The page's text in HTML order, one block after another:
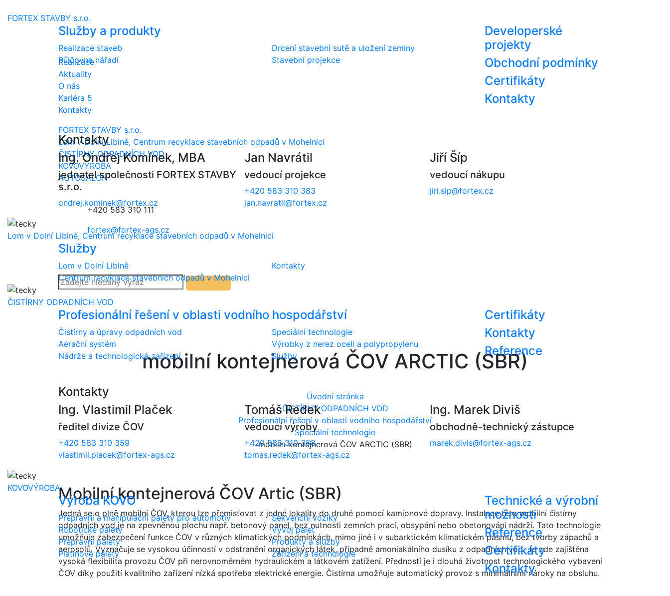
FORTEX STAVBY s.r.o.
Služby a produkty
Realizace staveb
Půjčovna nářadí
Drcení stavební sutě a uložení zeminy
Stavební projekce
Developerské
projekty
Obchodní podmínky
Certifikáty
Kontakty
Kontakty
Ing. Ondřej Komínek, MBA
jednatel společnosti FORTEX STAVBY
s.r.o.
ondrej.kominek@fortex.cz
Jan Navrátil
vedoucí projekce
+420 583 310 383
jan.navratil@fortex.cz
Jiří Šíp
vedoucí nákupu
jiri.sip@fortex.cz
Lom v Dolní Libině, Centrum recyklace stavebních odpadů v Mohelnici
Služby
Lom v Dolní Libině
Centrum recyklace stavebních odpadů v Mohelnici
Kontakty
ČISTÍRNY ODPADNÍCH VOD
Profesionální řešení v oblasti vodního hospodářství
Čistírny a úpravy odpadních vod
Aerační systém
Nádrže a technologická zařízení
Speciální technologie
Výrobky z nerez oceli a polypropylenu
Služby
Certifikáty
Kontakty
Reference
Kontakty
Ing. Vlastimil Plaček
ředitel divize ČOV
+420 583 310 359
vlastimil.placek@fortex-ags.cz
Tomáš Redek
vedoucí výroby
+420 583 310 358
tomas.redek@fortex-ags.cz
Ing. Marek Diviš
obchodně-technický zástupce
marek.divis@fortex-ags.cz
KOVOVÝROBA
Výroba KOVO
Přepravní a manipulační palety pro automotiv
Robotické palety
Přepravní palety
Platinové palety
Sekvenční vozíky
Vývoj palet
Produkty a služby
Zařízení a technologie
Technické a výrobní
možnosti
Reference
Certifikáty
Kontakty
English
Russian
Realizace
Aktuality
O nás
Kariéra 5
Kontakty
FORTEX STAVBY s.r.o.
Lom v Dolní Libině, Centrum recyklace stavebních odpadů v Mohelnici
ČISTÍRNY ODPADNÍCH VOD
KOVOVÝROBA
AUTOSALON
+420 583 310 111
fortex@fortex-ags.cz
mobilní kontejnerová ČOV ARCTIC (SBR)
Úvodní stránka
ČISTÍRNY ODPADNÍCH VOD
Profesionální řešení v oblasti vodního hospodářství
Speciální technologie
mobilní kontejnerová ČOV ARCTIC (SBR)
Mobilní kontejnerová ČOV Artic (SBR)
Jedná se o plně mobilní ČOV, kterou lze přemisťovat z jedné lokality do druhé pomocí kamionové dopravy. Instalace této mobilní čistírny
odpadních vod je na zpevněnou plochu např. betonový panel, bez nutnosti zemních prací, obsypání nebo obetonování nádrží. Tato technologie
umožňuje zabezpečení funkce ČOV v různých klimatických podmínkách, mimo jiné i v subarktickém klimatickém pásmu, bez tvorby zápachů a
aerosolů. Vyznačuje se vysokou účinností v odstranění organických látek, případně amoniakálního dusíku z odpadních vod. Je zde zajištěna
vysoká flexibilita provozu ČOV při nerovnoměrném hydraulickém a látkovém zatížení. Předností je i dlouhá životnost technologického vybavení
ČOV díky použití kvalitního zařízení nízká spotřeba elektrické energie. Čistírna umožňuje automatický provoz s minimálními nároky na obsluhu.